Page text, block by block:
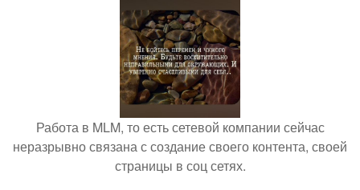
Работа в MLM, то есть сетевой компании сейчас
неразрывно связана с создание своего контента, своей
страницы в соц сетях.